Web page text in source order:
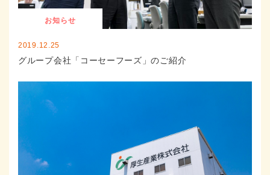
お知らせ
2019.12.25
グループ会社「コーセーフーズ」のご紹介